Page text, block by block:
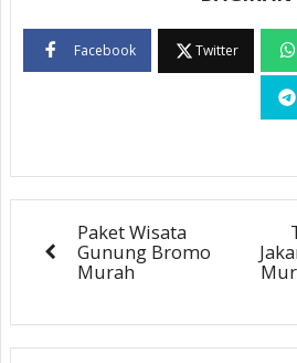
Facebook Twitter
Paket Wisata
Gunung Bromo
Murah